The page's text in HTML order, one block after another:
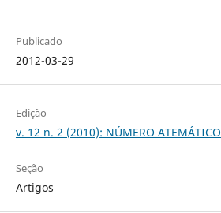
Publicado
2012-03-29
Edição
v. 12 n. 2 (2010): NÚMERO ATEMÁTICO
Seção
Artigos